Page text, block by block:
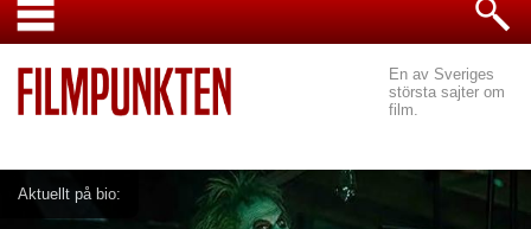
En av Sveriges
största sajter om
film.
Aktuellt på bio: